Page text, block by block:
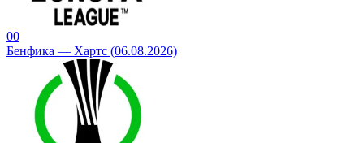
00
Бенфика — Хартс (06.08.2026)